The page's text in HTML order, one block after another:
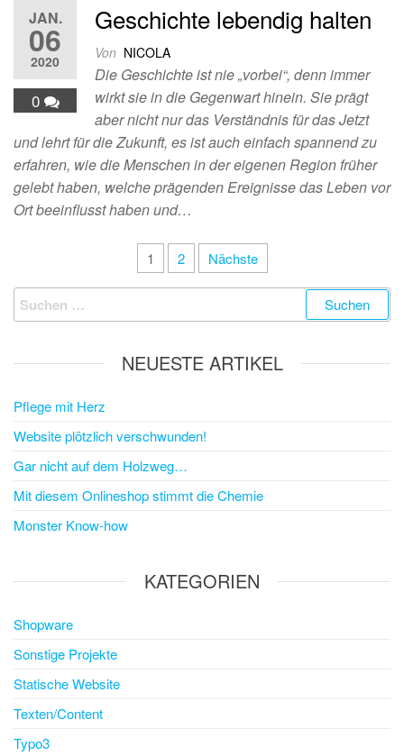
JAN.
06
2020
0
Geschichte lebendig halten
Von NICOLA
Die Geschichte ist nie „vorbei“, denn immer
wirkt sie in die Gegenwart hinein. Sie prägt
aber nicht nur das Verständnis für das Jetzt
und lehrt für die Zukunft, es ist auch einfach spannend zu
erfahren, wie die Menschen in der eigenen Region früher
gelebt haben, welche prägenden Ereignisse das Leben vor
Ort beeinflusst haben und…
Seitennummerierung
der
Beiträge
1 2 Nächste
Suchen
nach:
NEUESTE ARTIKEL
Pflege mit Herz
Website plötzlich verschwunden!
Gar nicht auf dem Holzweg…
Mit diesem Onlineshop stimmt die Chemie
Monster Know-how
KATEGORIEN
Shopware
Sonstige Projekte
Statische Website
Texten/Content
Typo3